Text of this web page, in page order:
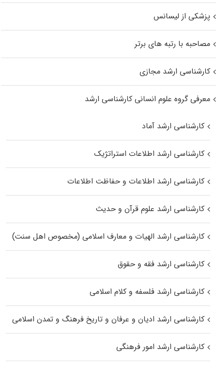
پزشکی از لیسانس
مصاحبه با رتبه های برتر
کارشناسی ارشد مجازی
معرفی گروه علوم انسانی کارشناسی ارشد
کارشناسی ارشد آماد
کارشناسی ارشد اطلاعات استراتژیک
کارشناسی ارشد اطلاعات و حفاظت اطلاعات
کارشناسی ارشد علوم قرآن و حدیث
کارشناسی ارشد الهیات و معارف اسلامی (مخصوص اهل سنت)
کارشناسی ارشد فقه و حقوق
کارشناسی ارشد فلسفه و کلام اسلامی
کارشناسی ارشد ادیان و عرفان و تاریخ فرهنگ و تمدن اسلامی
کارشناسی ارشد امور فرهنگی